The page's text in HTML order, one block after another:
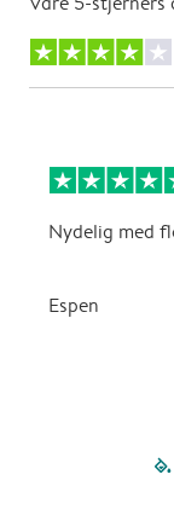
Nydelig med
Espen